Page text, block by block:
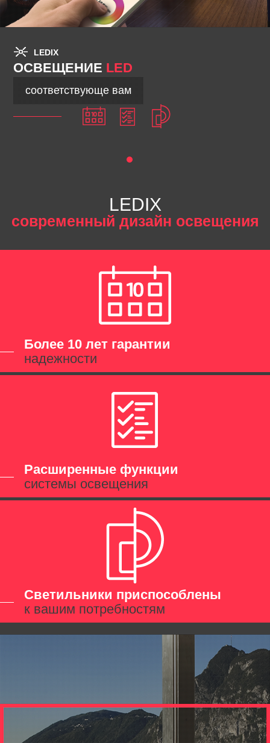
LEDIX
ОСВЕЩЕНИЕ LED
соответствующе вам
LEDIX
современный дизайн освещения
Более 10 лет гарантии
надежности
Расширенные функции
системы освещения
Светильники приспособлены
к вашим потребностям